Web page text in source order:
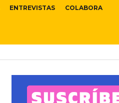
ENTREVISTAS COLABORA